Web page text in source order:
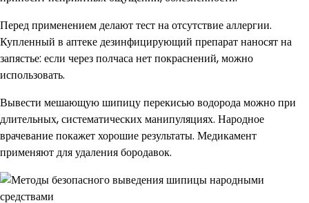
Перед применением делают тест на отсутствие аллергии.
Купленный в аптеке дезинфицирующий препарат наносят на
запястье: если через полчаса нет покраснений, можно
использовать.
Вывести мешающую шипицу перекисью водорода можно при
длительных, систематических манипуляциях. Народное
врачевание покажет хорошие результаты. Медикамент
применяют для удаления бородавок.